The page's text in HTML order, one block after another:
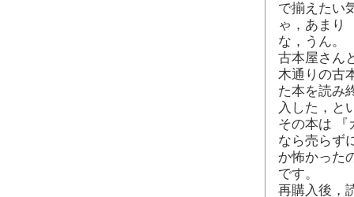
で揃えたい
ゃ，あまり
な，うん。
古本屋さん
木通りの古
た本を読み
入した，と
その本は 『
なら売らず
か怖かった
です。
再購入後，